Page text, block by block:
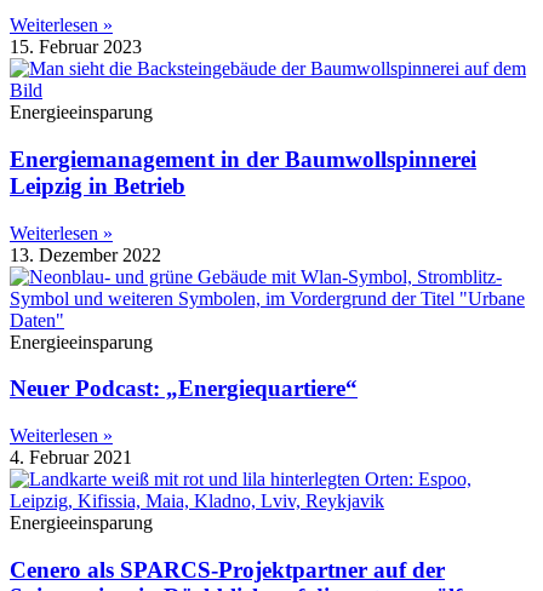
Weiterlesen »
15. Februar 2023
Energieeinsparung
Energiemanagement in der Baumwollspinnerei
Leipzig in Betrieb
Weiterlesen »
13. Dezember 2022
Energieeinsparung
Neuer Podcast: „Energiequartiere“
Weiterlesen »
4. Februar 2021
Energieeinsparung
Cenero als SPARCS-Projektpartner auf der